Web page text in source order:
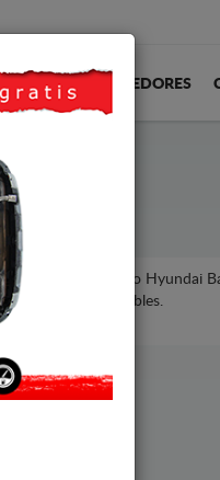
REVENDEDORES
Hyundai, modelo Hyundai
a precios asequibles.